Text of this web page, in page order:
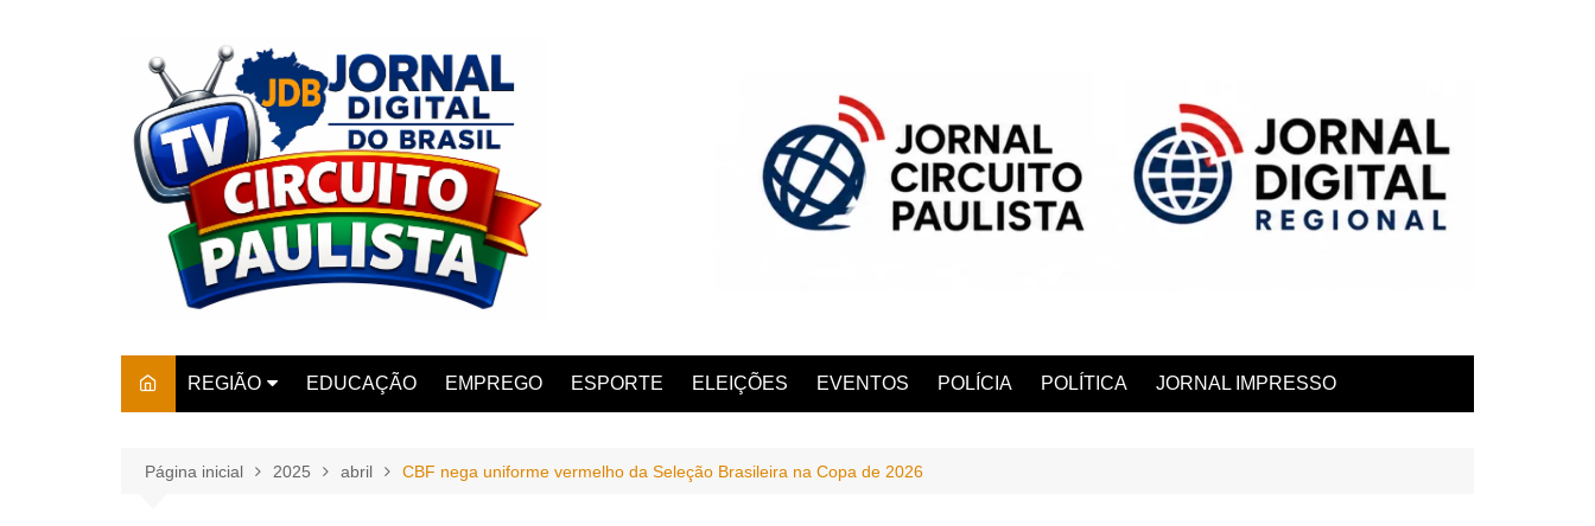
REGIÃO
AMPARO
EDUCAÇÃO EMPREGO ESPORTE ELEIÇÕES EVENTOS POLÍCIA POLÍTICA JORNAL IMPRESSO
Página inicial 2025 abril CBF nega uniforme vermelho da Seleção Brasileira na Copa de 2026